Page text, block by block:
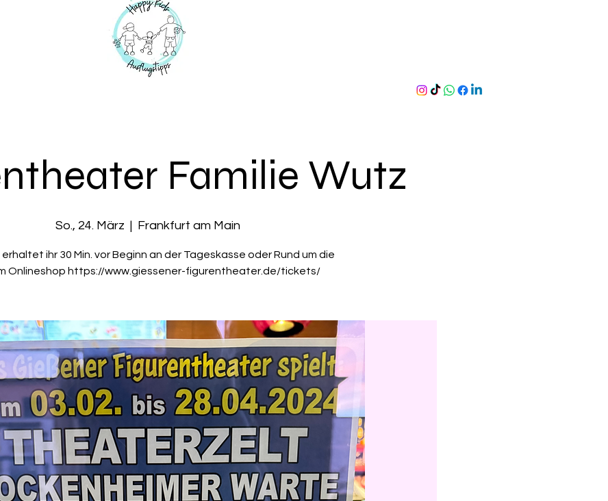
Familie Wutz
So., 24. März
  |
Frankfurt am Main
ihr 30 Min. vor Beginn an der Tageskasse oder Rund um die
Onlineshop https://www.giessener-figurentheater.de/tickets/